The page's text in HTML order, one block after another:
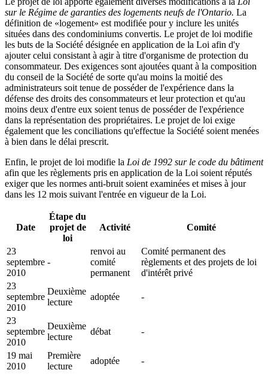
sur le Régime de garanties des logements neufs de l'Ontario. La
définition de «logement» est modifiée pour y inclure les unités
situées dans des condominiums convertis. Le projet de loi modifie
les buts de la Société désignée en application de la Loi afin d'y
ajouter celui consistant à agir à titre d'organisme de protection du
consommateur. Des exigences sont ajoutées quant à la composition
du conseil de la Société de sorte qu'au moins la moitié des
administrateurs soit tenue de posséder de l'expérience dans la
défense des droits des consommateurs et leur protection et qu'au
moins deux d'entre eux soient tenus de posséder de l'expérience
dans la représentation des propriétaires. Le projet de loi exige
également que les conciliations qu'effectue la Société soient menées
à bien dans le délai prescrit.
Enfin, le projet de loi modifie la Loi de 1992 sur le code du bâtiment
afin que les règlements pris en application de la Loi soient réputés
exiger que les normes anti-bruit soient examinées et mises à jour
dans les 12 mois suivant l'entrée en vigueur de la Loi.
Date
Étape du
projet de
loi
Activité Comité
23
septembre
2010
-
renvoi au
comité
permanent
Comité permanent des
règlements et des projets de loi
d'intérêt privé
23
septembre
2010
Deuxième
lecture
adoptée -
23
septembre
2010
Deuxième
lecture
débat -
19 mai
2010
Première
lecture
adoptée -